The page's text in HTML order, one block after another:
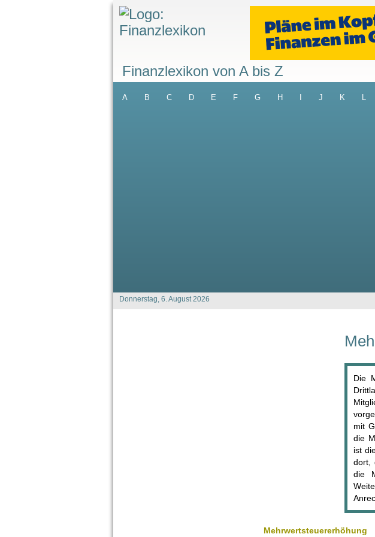
Finanzlexikon von A bis Z
A B C D E F G H J K L
Donnerstag, 6. August 2026
Die
mit
die
ist
dort,
die
Mehrwertsteuererhöhung